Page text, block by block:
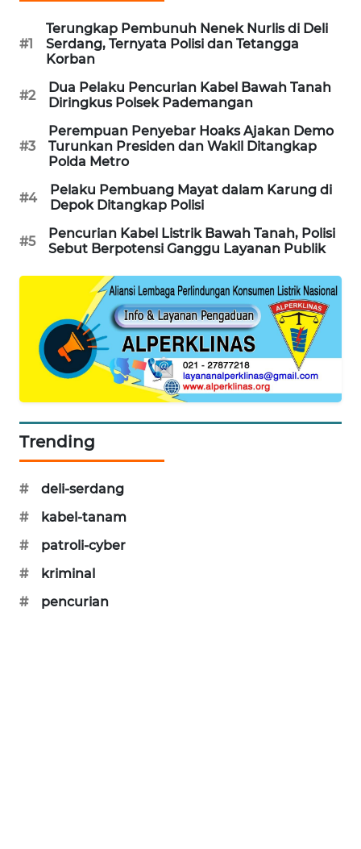
#1
Terungkap Pembunuh Nenek Nurlis di Deli
Serdang, Ternyata Polisi dan Tetangga
Korban
#2
Dua Pelaku Pencurian Kabel Bawah Tanah
Diringkus Polsek Pademangan
#3
Perempuan Penyebar Hoaks Ajakan Demo
Turunkan Presiden dan Wakil Ditangkap
Polda Metro
#4
Pelaku Pembuang Mayat dalam Karung di
Depok Ditangkap Polisi
#5
Pencurian Kabel Listrik Bawah Tanah, Polisi
Sebut Berpotensi Ganggu Layanan Publik
Trending
#
deli-serdang
#
kabel-tanam
#
patroli-cyber
#
kriminal
#
pencurian
MASYARAKAT
KELISTRIKAN
WALINKI
ID
MAWAKA
ID
MARTABAT
NET
PLN
MKLI
LPKKI
LKKI
KOPEKLIN
KONSUMEN
ALPERKLINAS